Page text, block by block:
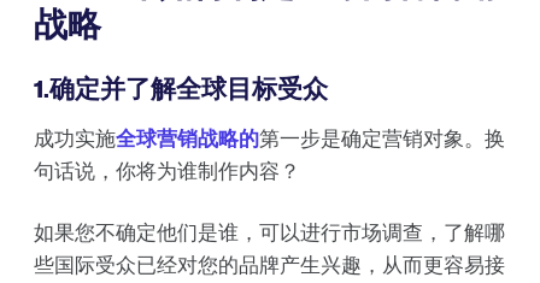
战略
1.确定并了解全球目标受众
成功实施全球营销战略的第一步是确定营销对象。换
句话说，你将为谁制作内容？
如果您不确定他们是谁，可以进行市场调查，了解哪
些国际受众已经对您的品牌产生兴趣，从而更容易接